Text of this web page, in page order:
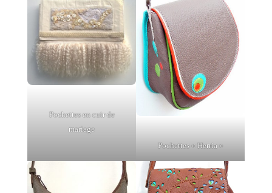
Pochettes en cuir de
mariage
Pochettes « Herria »